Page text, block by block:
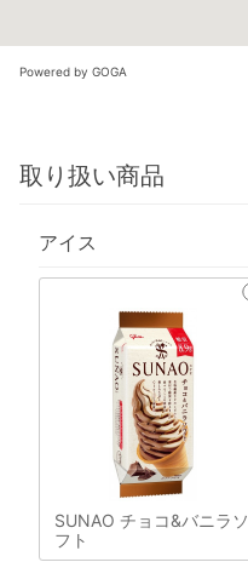
Powered by GOGA
取り扱い商品
アイス
SUNAO チョコ&バニラソ
フト